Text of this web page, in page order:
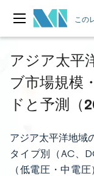
この
アジア太平
ブ市場規模
ドと予測（
アジア太平洋地域
タイプ別（AC、
（低電圧・中電